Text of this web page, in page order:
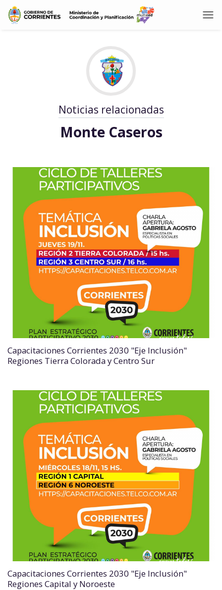
Noticias relacionadas
Monte Caseros
Capacitaciones Corrientes 2030 "Eje Inclusión"
Regiones Tierra Colorada y Centro Sur
Capacitaciones Corrientes 2030 "Eje Inclusión"
Regiones Capital y Noroeste